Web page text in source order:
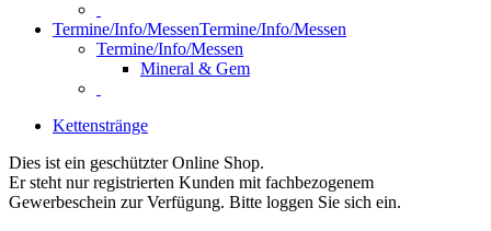
Termine/Info/MessenTermine/Info/Messen
Termine/Info/Messen
Mineral & Gem
Kettenstränge
Dies ist ein geschützter Online Shop.
Er steht nur registrierten Kunden mit fachbezogenem
Gewerbeschein zur Verfügung. Bitte loggen Sie sich ein.